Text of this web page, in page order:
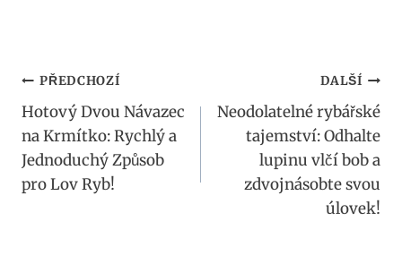
Navigace
pro
příspěvek
PŘEDCHOZÍ
Hotový Dvou Návazec
na Krmítko: Rychlý a
Jednoduchý Způsob
pro Lov Ryb!
DALŠÍ
Neodolatelné rybářské
tajemství: Odhalte
lupinu vlčí bob a
zdvojnásobte svou
úlovek!